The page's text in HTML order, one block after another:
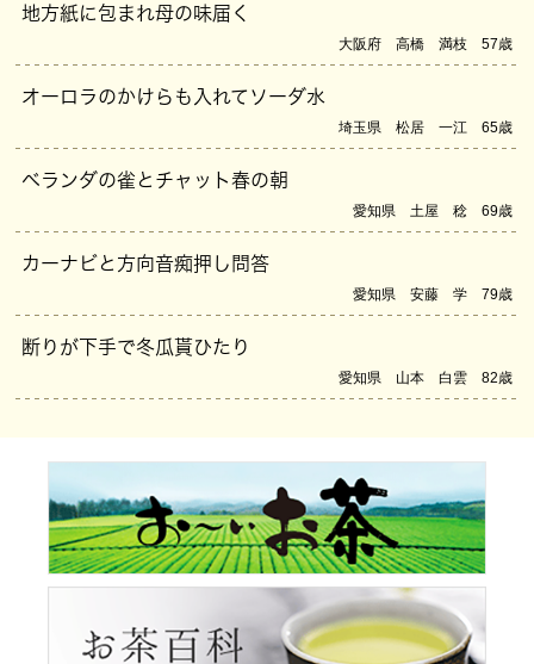
地方紙に包まれ母の味届く
大阪府 高橋 満枝 57歳
オーロラのかけらも入れてソーダ水
埼玉県 松居 一江 65歳
ベランダの雀とチャット春の朝
愛知県 土屋 稔 69歳
カーナビと方向音痴押し問答
愛知県 安藤 学 79歳
断りが下手で冬瓜貰ひたり
愛知県 山本 白雲 82歳